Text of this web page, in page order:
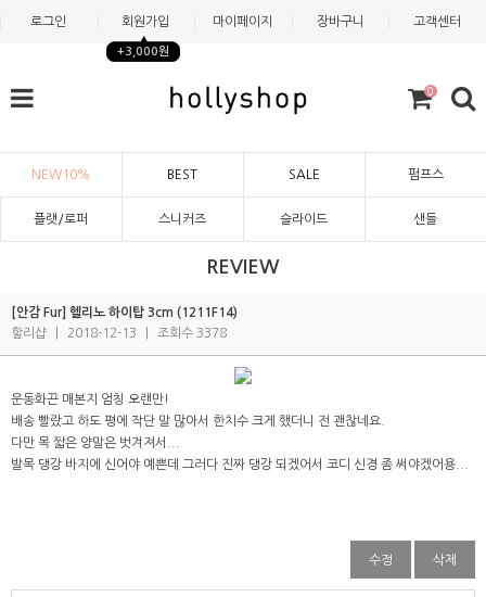
로그인 회원가입
+3,000원
마이페이지 장바구니 고객센터
0
NEW10% BEST SALE 펌프스
플랫/로퍼 스니커즈 슬라이드 샌들
REVIEW
[안감 Fur] 헬리노 하이탑 3cm (1211F14)
할리샵
2018-12-13 조회수 3378
운동화끈 매본지 엄칭 오랜만!
배송 빨랐고 하도 평에 작단 말 많아서 한치수 크게 했더니 전 괜찮네요.
다만 목 짧은 양말은 벗겨져서...
발목 댕강 바지에 신어야 예쁜데 그러다 진짜 댕강 되겠어서 코디 신경 좀 써야겠어용...
수정 삭제